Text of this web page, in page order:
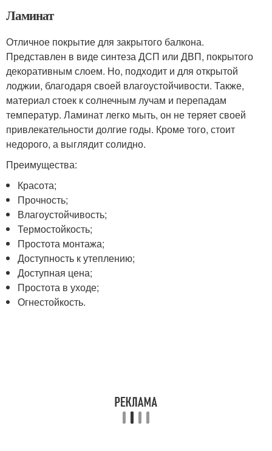
Ламинат
Отличное покрытие для закрытого балкона.
Представлен в виде синтеза ДСП или ДВП, покрытого
декоративным слоем. Но, подходит и для открытой
лоджии, благодаря своей влагоустойчивости. Также,
материал стоек к солнечным лучам и перепадам
температур. Ламинат легко мыть, он не теряет своей
привлекательности долгие годы. Кроме того, стоит
недорого, а выглядит солидно.
Преимущества:
Красота;
Прочность;
Влагоустойчивость;
Термостойкость;
Простота монтажа;
Доступность к утеплению;
Доступная цена;
Простота в уходе;
Огнестойкость.